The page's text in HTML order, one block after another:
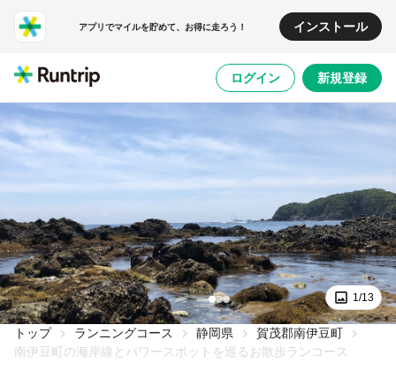
アプリでマイルを貯めて、お得に走ろう！ インストール
ログイン 新規登録
1/13
トップ ランニングコース 静岡県
賀茂郡南伊豆町
南伊豆町の海岸線とパワースポットを巡るお散歩ランコース